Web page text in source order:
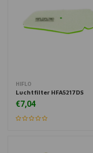
HIFLO
Luchtfilter HFA5217DS
€7,04